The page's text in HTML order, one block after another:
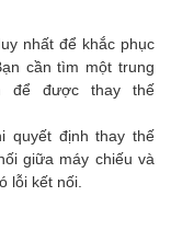
nhất để khắc phục
cần tìm một trung
để được thay thế
quyết định thay thế
giữa máy chiếu và
lỗi kết nối.